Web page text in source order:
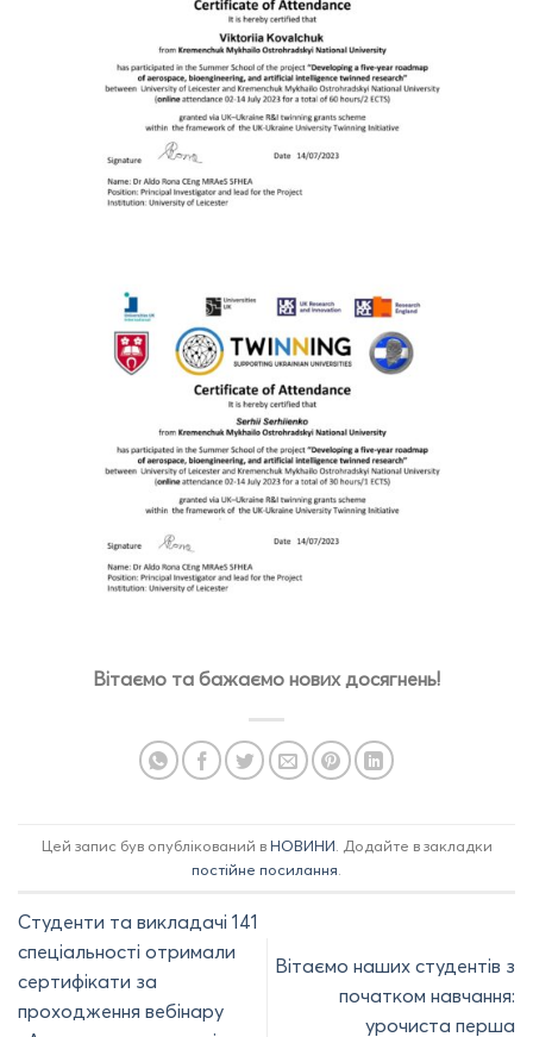
Вітаємо та бажаємо нових досягнень!
Цей запис був опублікований вНОВИНИ . Додайте в закладки
постійне посилання
Студенти та викладачі 141
спеціальності отримали
сертифікати за
проходження вебінару
Вітаємо наших студентів з
початком навчання:
урочиста перша